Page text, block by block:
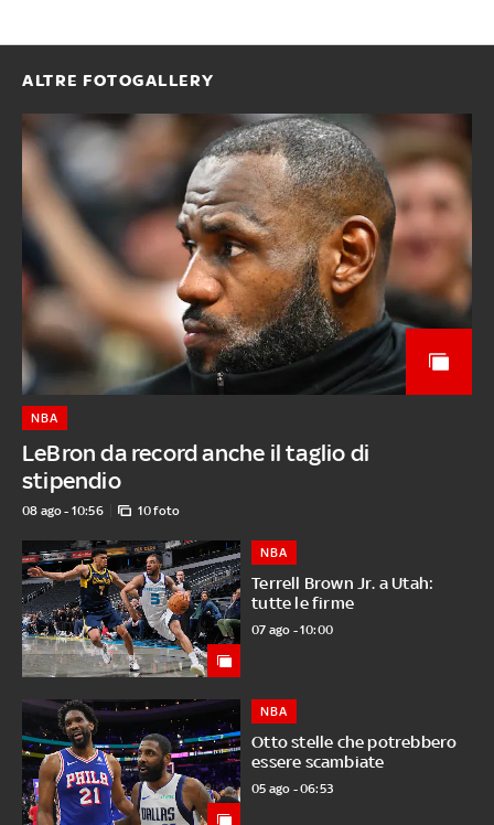
ALTRE FOTOGALLERY
LeBron da record anche il taglio di
stipendio
NBA
08 ago - 10:56 10 foto
Terrell Brown Jr. a Utah:
tutte le firme
NBA
07 ago - 10:00
Otto stelle che potrebbero
essere scambiate
NBA
05 ago - 06:53